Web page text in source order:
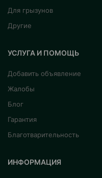
Для грызунов
Другие
УСЛУГА И ПОМОЩЬ
Добавить объявление
Жалобы
Блог
Гарантия
Благотварительность
ИНФОРМАЦИЯ